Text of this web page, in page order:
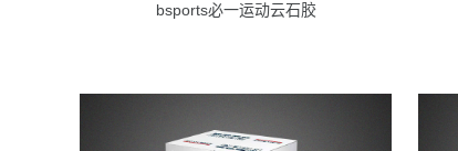
bsports必一运动云石胶